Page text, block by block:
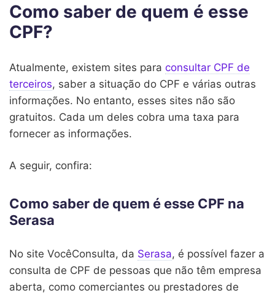
Como saber de quem é esse
CPF?
Atualmente, existem sites para consultar CPF de
terceiros, saber a situação do CPF e várias outras
informações. No entanto, esses sites não são
gratuitos. Cada um deles cobra uma taxa para
fornecer as informações.
A seguir, confira:
Como saber de quem é esse CPF na
Serasa
No site VocêConsulta, da Serasa, é possível fazer a
consulta de CPF de pessoas que não têm empresa
aberta, como comerciantes ou prestadores de